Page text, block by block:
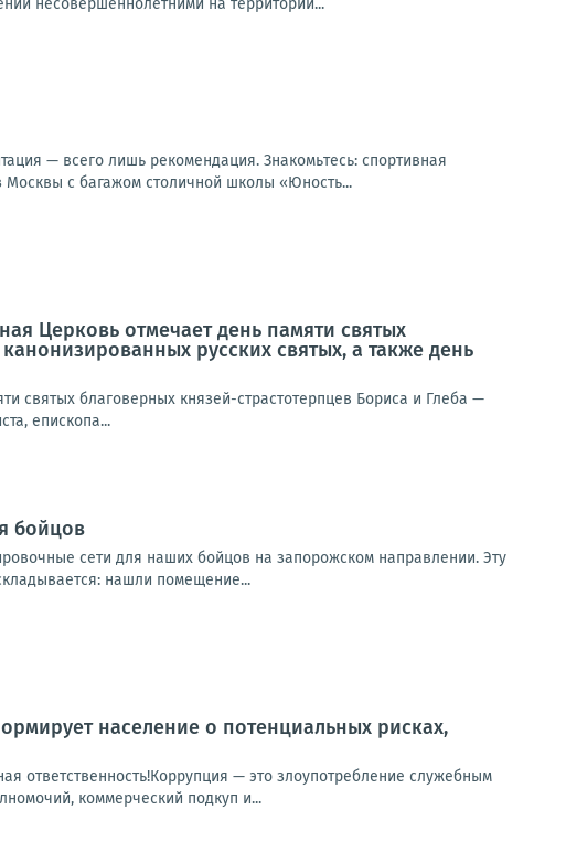
несовершеннолетними на территории...
— всего лишь рекомендация. Знакомьтесь: спортивная
Москвы с багажом столичной школы «Юность...
Церковь отмечает день памяти святых
русских святых, а также день
святых благоверных князей-страстотерпцев Бориса и Глеба —
епископа...
бойцов
сети для наших бойцов на запорожском направлении. Эту
нашли помещение...
население о потенциальных рисках,
ответственность!Коррупция — это злоупотребление служебным
коммерческий подкуп и...